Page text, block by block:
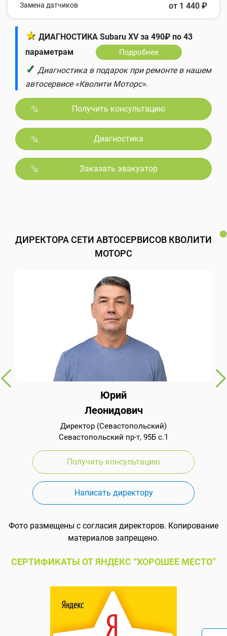
Замена датчиков от 1 440 ₽
★ ДИАГНОСТИКА Subaru XV за 490₽ по 43
параметрам
Подробнее
✓ Диагностика в подарок при ремонте в нашем
автосервисе «Кволити Моторс».
Получить консультацию
Диагностика
Заказать эвакуатор
ДИРЕКТОРА СЕТИ АВТОСЕРВИСОВ КВОЛИТИ
МОТОРС
Юрий
Леонидович
Директор (Севастопольский)
Севастопольский пр-т, 95Б с.1
Получить консультацию
Написать директору
Фото размещены с согласия директоров. Копирование
материалов запрещено.
СЕРТИФИКАТЫ ОТ ЯНДЕКС “ХОРОШЕЕ МЕСТО”